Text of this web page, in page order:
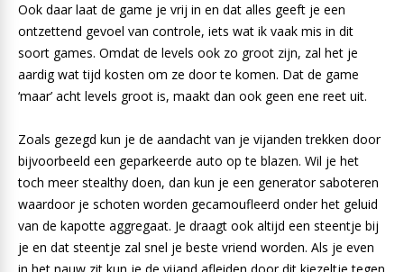
Ook daar laat de game je vrij in en dat alles geeft je een
ontzettend gevoel van controle, iets wat ik vaak mis in dit
soort games. Omdat de levels ook zo groot zijn, zal het je
aardig wat tijd kosten om ze door te komen. Dat de game
‘maar’ acht levels groot is, maakt dan ook geen ene reet uit.
Zoals gezegd kun je de aandacht van je vijanden trekken door
bijvoorbeeld een geparkeerde auto op te blazen. Wil je het
toch meer stealthy doen, dan kun je een generator saboteren
waardoor je schoten worden gecamoufleerd onder het geluid
van de kapotte aggregaat. Je draagt ook altijd een steentje bij
je en dat steentje zal snel je beste vriend worden. Als je even